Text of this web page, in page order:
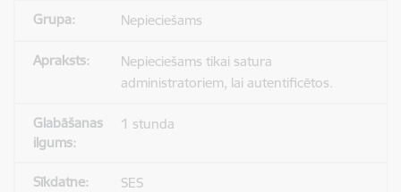
Nepieciešams
Nepieciešams tikai satura
administratoriem, lai autentificētos.
1 stunda
SES